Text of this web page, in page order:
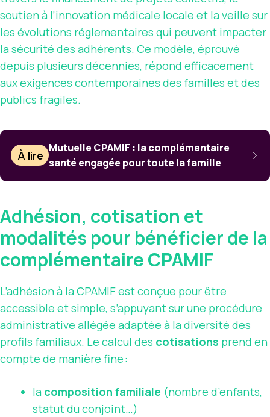
soutien à l’innovation médicale locale et la veille sur
les évolutions réglementaires qui peuvent impacter
la sécurité des adhérents. Ce modèle, éprouvé
depuis plusieurs décennies, répond efficacement
aux exigences contemporaines des familles et des
publics fragiles.
À lire
Mutuelle CPAMIF : la complémentaire
santé engagée pour toute la famille
Adhésion, cotisation et
modalités pour bénéficier de la
complémentaire CPAMIF
L’adhésion à la CPAMIF est conçue pour être
accessible et simple, s’appuyant sur une procédure
administrative allégée adaptée à la diversité des
profils familiaux. Le calcul des cotisations prend en
compte de manière fine :
la composition familiale (nombre d’enfants,
statut du conjoint…)